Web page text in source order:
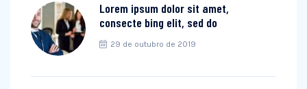
Lorem ipsum dolor sit amet,
consecte bing elit, sed do
29 de outubro de 2019